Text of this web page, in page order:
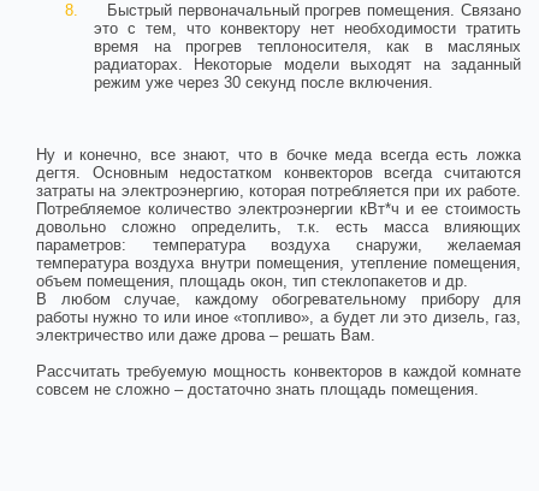
8. Быстрый первоначальный прогрев помещения. Связано
это с тем, что конвектору нет необходимости тратить
время на прогрев теплоносителя, как в масляных
радиаторах. Некоторые модели выходят на заданный
режим уже через 30 секунд после включения.
Ну и конечно, все знают, что в бочке меда всегда есть ложка
дегтя. Основным недостатком конвекторов всегда считаются
затраты на электроэнергию, которая потребляется при их работе.
Потребляемое количество электроэнергии кВт*ч и ее стоимость
довольно сложно определить, т.к. есть масса влияющих
параметров: температура воздуха снаружи, желаемая
температура воздуха внутри помещения, утепление помещения,
объем помещения, площадь окон, тип стеклопакетов и др.
В любом случае, каждому обогревательному прибору для
работы нужно то или иное «топливо», а будет ли это дизель, газ,
электричество или даже дрова – решать Вам.
Рассчитать требуемую мощность конвекторов в каждой комнате
совсем не сложно – достаточно знать площадь помещения.